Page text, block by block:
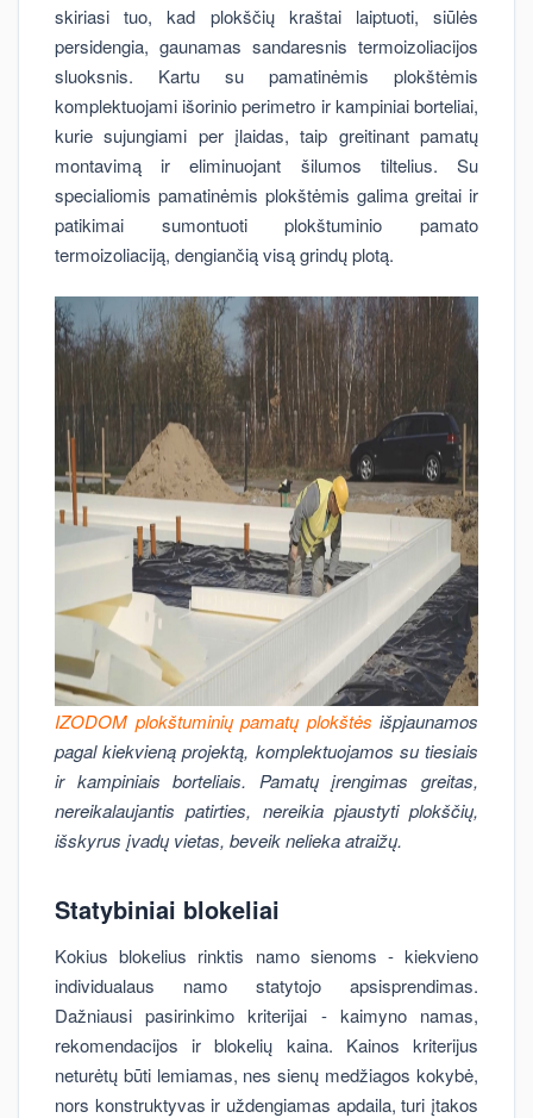
skiriasi tuo, kad plokščių kraštai laiptuoti, siūlės
persidengia, gaunamas sandaresnis termoizoliacijos
sluoksnis. Kartu su pamatinėmis plokštėmis
komplektuojami išorinio perimetro ir kampiniai borteliai,
kurie sujungiami per įlaidas, taip greitinant pamatų
montavimą ir eliminuojant šilumos tiltelius. Su
specialiomis pamatinėmis plokštėmis galima greitai ir
patikimai sumontuoti plokštuminio pamato
termoizoliaciją, dengiančią visą grindų plotą.
IZODOM plokštuminių pamatų plokštės išpjaunamos
pagal kiekvieną projektą, komplektuojamos su tiesiais
ir kampiniais borteliais. Pamatų įrengimas greitas,
nereikalaujantis patirties, nereikia pjaustyti plokščių,
išskyrus įvadų vietas, beveik nelieka atraižų.
Statybiniai blokeliai
Kokius blokelius rinktis namo sienoms - kiekvieno
individualaus namo statytojo apsisprendimas.
Dažniausi pasirinkimo kriterijai - kaimyno namas,
rekomendacijos ir blokelių kaina. Kainos kriterijus
neturėtų būti lemiamas, nes sienų medžiagos kokybė,
nors konstruktyvas ir uždengiamas apdaila, turi įtakos